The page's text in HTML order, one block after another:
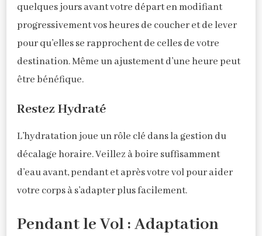
quelques jours avant votre départ en modifiant
progressivement vos heures de coucher et de lever
pour qu’elles se rapprochent de celles de votre
destination. Même un ajustement d’une heure peut
être bénéfique.
Restez Hydraté
L’hydratation joue un rôle clé dans la gestion du
décalage horaire. Veillez à boire suffisamment
d’eau avant, pendant et après votre vol pour aider
votre corps à s’adapter plus facilement.
Pendant le Vol : Adaptation